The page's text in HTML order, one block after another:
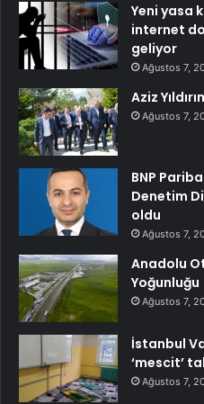
Yeni yasa
internet
geliyor
Ağustos 7,
Aziz
Ağustos 7,
BNP
Denetim
oldu
Ağustos 7,
Anadolu
Yoğunluğu
Ağustos 7,
İstanbul
‘mescit’
Ağustos 7,